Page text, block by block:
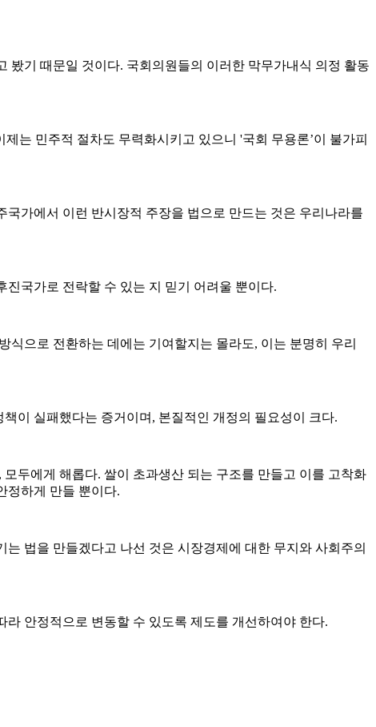
봤기 때문일 것이다. 국회의원들의 이러한 막무가내식 의정 활동
는 민주적 절차도 무력화시키고 있으니 '국회 무용론’이 불가피
가에서 이런 반시장적 주장을 법으로 만드는 것은 우리나라를
국가로 전락할 수 있는 지 믿기 어려울 뿐이다.
으로 전환하는 데에는 기여할지는 몰라도, 이는 분명히 우리
이 실패했다는 증거이며, 본질적인 개정의 필요성이 크다.
두에게 해롭다. 쌀이 초과생산 되는 구조를 만들고 이를 고착화
정하게 만들 뿐이다.
법을 만들겠다고 나선 것은 시장경제에 대한 무지와 사회주의
안정적으로 변동할 수 있도록 제도를 개선하여야 한다.